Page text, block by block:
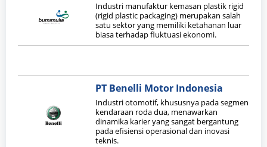
Industri manufaktur kemasan plastik rigid
(rigid plastic packaging) merupakan salah
satu sektor yang memiliki ketahanan luar
biasa terhadap fluktuasi ekonomi.
PT Benelli Motor Indonesia
Industri otomotif, khususnya pada segmen
kendaraan roda dua, menawarkan
dinamika karier yang sangat bergantung
pada efisiensi operasional dan inovasi
teknis.